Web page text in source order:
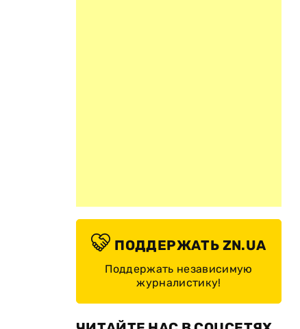
ПОДДЕРЖАТЬ ZN.UA
Поддержать независимую
журналистику!